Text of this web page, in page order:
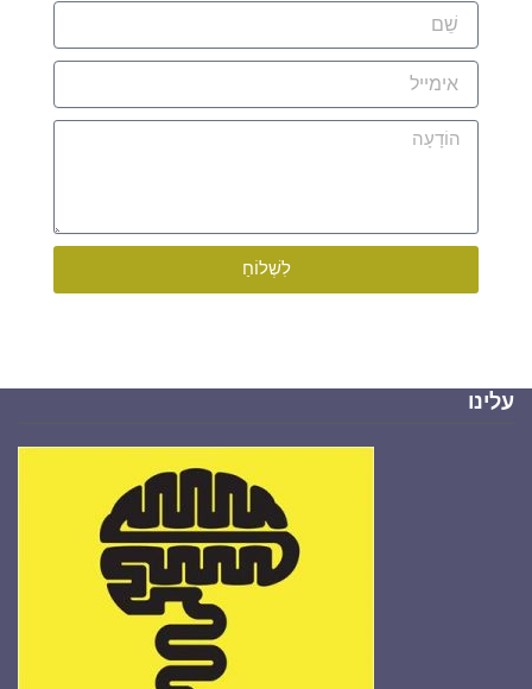
שֵׁם
אימייל
הוֹדָעָה
לִשְׁלוֹחַ
עלינו